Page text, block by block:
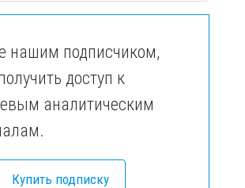
нашим подписчиком,
доступ к
аналитическим
Купить подписку